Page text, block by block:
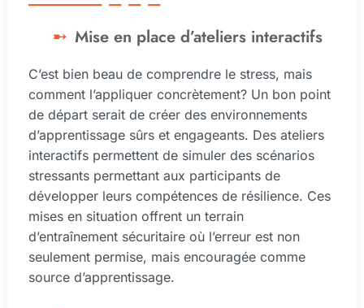
Mise en place d’ateliers interactifs
C’est bien beau de comprendre le stress, mais
comment l’appliquer concrètement? Un bon point
de départ serait de créer des environnements
d’apprentissage sûrs et engageants. Des ateliers
interactifs permettent de simuler des scénarios
stressants permettant aux participants de
développer leurs compétences de résilience. Ces
mises en situation offrent un terrain
d’entraînement sécuritaire où l’erreur est non
seulement permise, mais encouragée comme
source d’apprentissage.